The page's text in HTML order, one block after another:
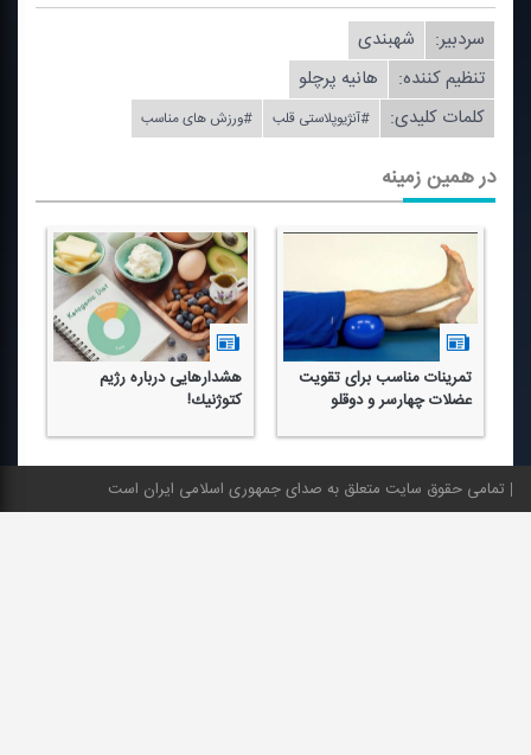
سردبیر:
شهبندی
تنظیم كننده:
هانیه پرچلو
کلمات کلیدی:
#آنژیوپلاستی قلب #ورزش های مناسب
در همین زمینه
تمرینات مناسب برای تقویت
عضلات چهارسر و دوقلو
هشدارهایی درباره رژیم
كتوژنیك!
تمامی حقوق سایت متعلق به صدای جمهوری اسلامی ایران است